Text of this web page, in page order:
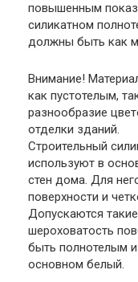
повышенным
силикатном
должны быть как
Внимание!
как пустотелым,
разнообразие
отделки зданий.
Строительный
используют в
стен дома. Для
поверхности и
Допускаются
шероховатость
быть полнотелым
основном белый.